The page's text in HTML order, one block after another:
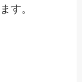
す。